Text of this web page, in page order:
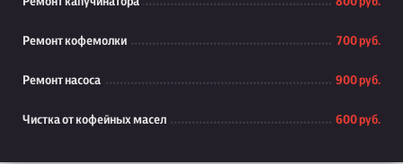
Ремонт кофемолки 700 руб.
Ремонт насоса 900 руб.
Чистка от кофейных масел 600 руб.